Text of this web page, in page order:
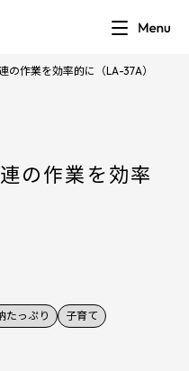
の作業を効率的に（LA-37A）
の作業を効率
たっぷり
子育て